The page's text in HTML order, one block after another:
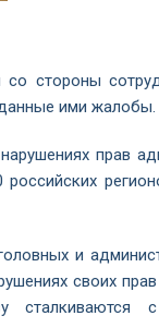
стороны
ими жалобы.
прав
и
своих
сталкиваются